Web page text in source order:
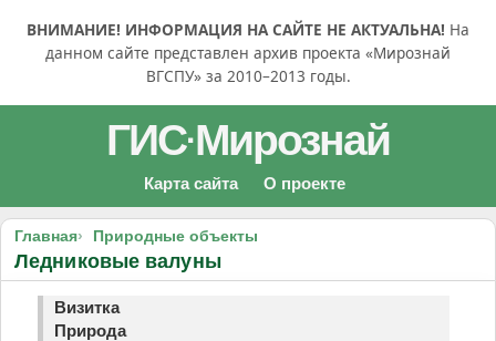
ВНИМАНИЕ! ИНФОРМАЦИЯ НА САЙТЕ НЕ АКТУАЛЬНА! На
данном сайте представлен архив проекта «Мирознай
ВГСПУ» за 2010–2013 годы.
ГИС·Мирознай
Карта сайта О проекте
Главная Природные объекты
Ледниковые валуны
Визитка
Природа